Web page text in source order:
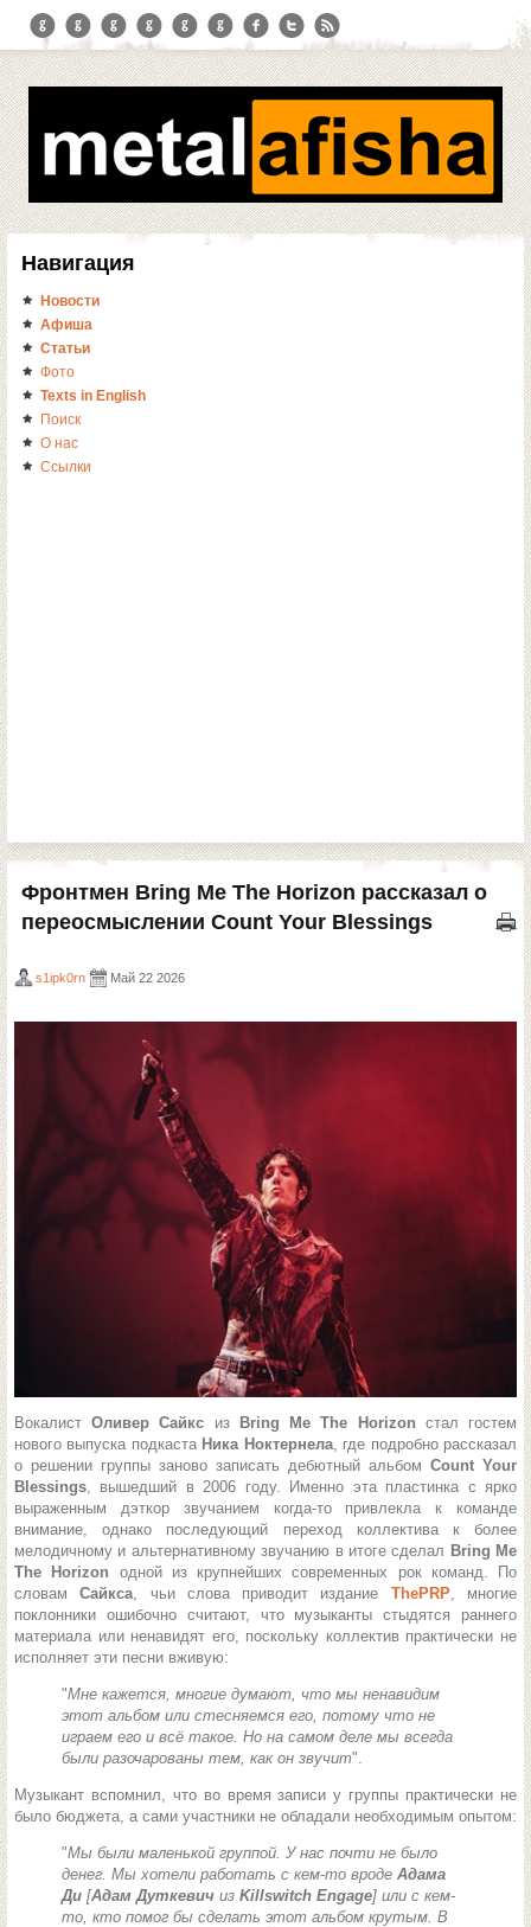
Навигация
Новости
Афиша
Статьи
Фото
Texts in English
Поиск
О нас
Ссылки
Фронтмен Bring Me The Horizon рассказал о
переосмыслении Count Your Blessings
s1ipk0rn Май 22 2026
ВокалистОливер Сайкс из Bring Me The Horizon стал гостем
нового выпуска подкаста Ника Ноктернела, где подробно рассказал
о решении группы заново записать дебютный альбом Count Your
Blessings, вышедший в 2006 году. Именно эта пластинка с ярко
выраженным дэткор звучанием когда-то привлекла к команде
внимание, однако последующий переход коллектива к более
мелодичному и альтернативному звучанию в итоге сделал Bring Me
The Horizon одной из крупнейших современных рок команд. По
словамСайкса, чьи слова приводит издание ThePRP, многие
поклонники ошибочно считают, что музыканты стыдятся раннего
материала или ненавидят его, поскольку коллектив практически не
исполняет эти песни вживую:
"Мне кажется, многие думают, что мы ненавидим
этот альбом или стесняемся его, потому что не
играем его и всё такое. Но на самом деле мы всегда
были разочарованы тем, как он звучит".
Музыкант вспомнил, что во время записи у группы практически не
было бюджета, а сами участники не обладали необходимым опытом:
"Мы были маленькой группой. У нас почти не было
денег. Мы хотели работать с кем-то вроде Адама
Ди [Адам Дуткевич из Killswitch Engage] или с кем-
то, кто помог бы сделать этот альбом крутым. В